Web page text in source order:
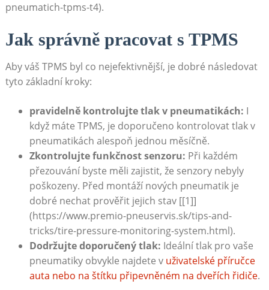
pneumatich-tpms-t4).
Jak správně pracovat s TPMS
Aby váš TPMS⁣ byl co nejefektivnější, je dobré následovat
‍tyto základní kroky:
pravidelně kontrolujte​ tlak ⁣v ⁢pneumatikách: I
když ⁢máte TPMS, je doporučeno kontrolovat tlak⁣ v
pneumatikách alespoň jednou měsíčně.
Zkontrolujte funkčnost senzoru: Při každém‌
přezouvání byste měli ‍zajistit,‌ že​ senzory nebyly
poškozeny. Před montáží nových pneumatik je
dobré nechat prověřit jejich stav⁢ [[1]]
(https://www.premio-pneuservis.sk/tips-and-
tricks/tire-pressure-monitoring-system.html).
Dodržujte doporučený ‌tlak: Ideální tlak pro vaše
pneumatiky obvykle ⁣najdete v ⁤ uživatelské příručce
auta​ nebo na štítku připevněném na dveřích řidiče.